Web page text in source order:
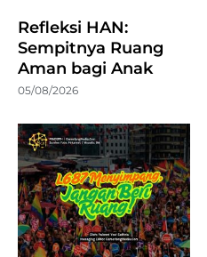
Refleksi HAN:
Sempitnya Ruang
Aman bagi Anak
05/08/2026